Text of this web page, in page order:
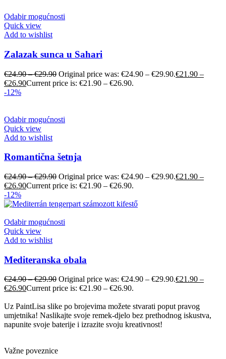
Odabir mogućnosti
Quick view
Add to wishlist
Zalazak sunca u Sahari
€24.90–€29.90 Original price was: €24.90 – €29.90.€21.90 –
€26.90Current price is: €21.90 – €26.90.
-12%
Odabir mogućnosti
Quick view
Add to wishlist
Romantična šetnja
€24.90–€29.90 Original price was: €24.90 – €29.90.€21.90 –
€26.90Current price is: €21.90 – €26.90.
-12%
Odabir mogućnosti
Quick view
Add to wishlist
Mediteranska obala
€24.90–€29.90 Original price was: €24.90 – €29.90.€21.90 –
€26.90Current price is: €21.90 – €26.90.
Uz PaintLisa slike po brojevima možete stvarati poput pravog
umjetnika! Naslikajte svoje remek-djelo bez prethodnog iskustva,
napunite svoje baterije i izrazite svoju kreativnost!
Važne poveznice